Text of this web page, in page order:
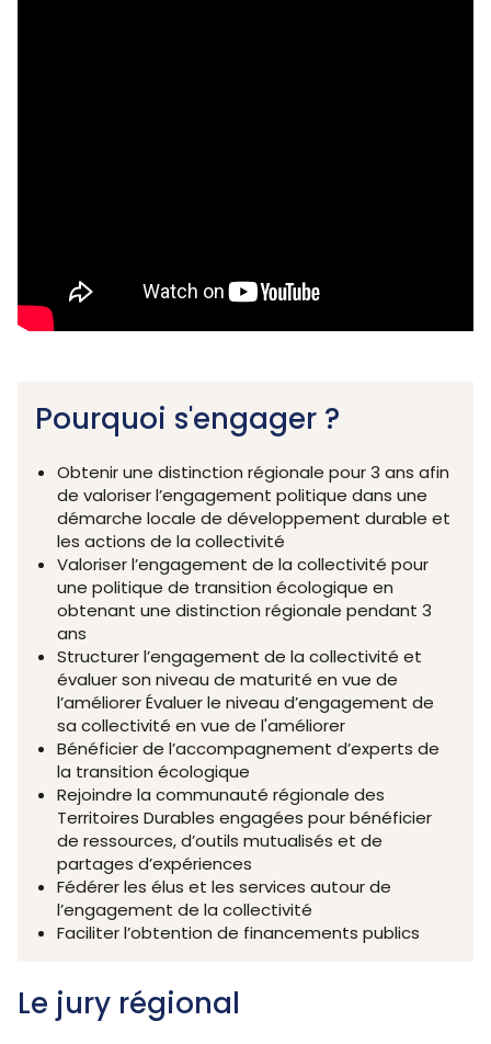
Pourquoi s'engager ?
Obtenir une distinction régionale pour 3 ans afin
de valoriser l’engagement politique dans une
démarche locale de développement durable et
les actions de la collectivité
Valoriser l’engagement de la collectivité pour
une politique de transition écologique en
obtenant une distinction régionale pendant 3
ans
Structurer l’engagement de la collectivité et
évaluer son niveau de maturité en vue de
l’améliorer Évaluer le niveau d’engagement de
sa collectivité en vue de l'améliorer
Bénéficier de l’accompagnement d’experts de
la transition écologique
Rejoindre la communauté régionale des
Territoires Durables engagées pour bénéficier
de ressources, d’outils mutualisés et de
partages d’expériences
Fédérer les élus et les services autour de
l’engagement de la collectivité
Faciliter l’obtention de financements publics
Le jury régional